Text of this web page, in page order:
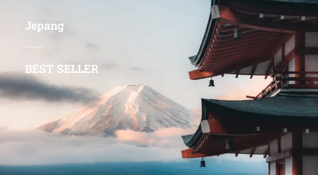
Jepang
BEST SELLER